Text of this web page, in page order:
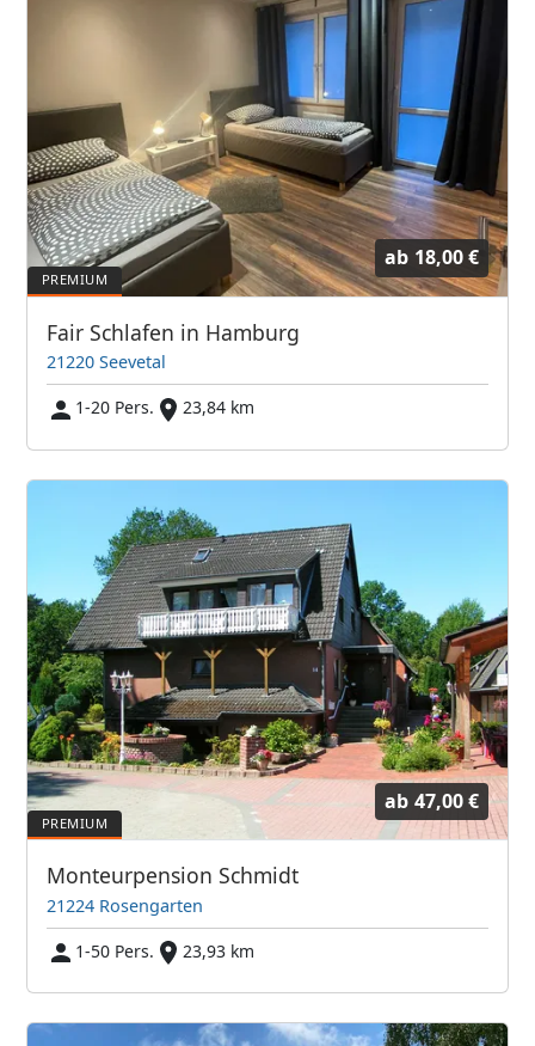
ab 18,00 €
Fair Schlafen in Hamburg
21220 Seevetal
1-20 Pers.
23,84 km
ab 47,00 €
Monteurpension Schmidt
21224 Rosengarten
1-50 Pers.
23,93 km